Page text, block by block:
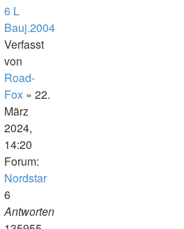
6 L
Bauj.2004
Verfasst
von
Road-
Fox » 22.
März
2024,
14:20
Forum:
Nordstar
6
Antworten